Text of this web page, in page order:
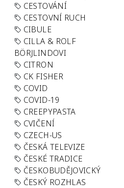
CESTOVÁNÍ
CESTOVNÍ RUCH
CIBULE
CILLA & ROLF
BÖRJLINDOVI
CITRON
CK FISHER
COVID
COVID-19
CREEPYPASTA
CVIČENÍ
CZECH-US
ČESKÁ TELEVIZE
ČESKÉ TRADICE
ČESKOBUDĚJOVICKÝ
ČESKÝ ROZHLAS